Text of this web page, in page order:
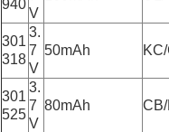
940
V
301
318
3.
7
V
50mAh
301
525
3.
7
V
80mAh